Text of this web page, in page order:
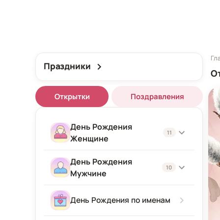
Праздники
Открытки Поздравления
День Рождения
Женщине
11
Женщине
Подруге
Девушке
День Рождения
Мужчине
10
Мужчине
День Рождения по именам